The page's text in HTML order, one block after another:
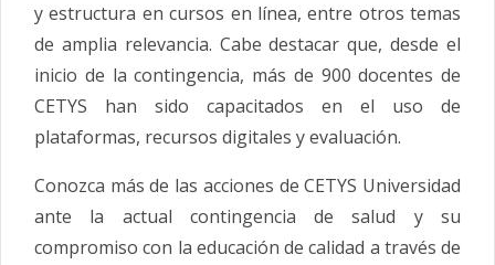
y estructura en cursos en línea, entre otros temas
de amplia relevancia. Cabe destacar que, desde el
inicio de la contingencia, más de 900 docentes de
CETYS han sido capacitados en el uso de
plataformas, recursos digitales y evaluación.
Conozca más de las acciones de CETYS Universidad
ante la actual contingencia de salud y su
compromiso con la educación de calidad a través de